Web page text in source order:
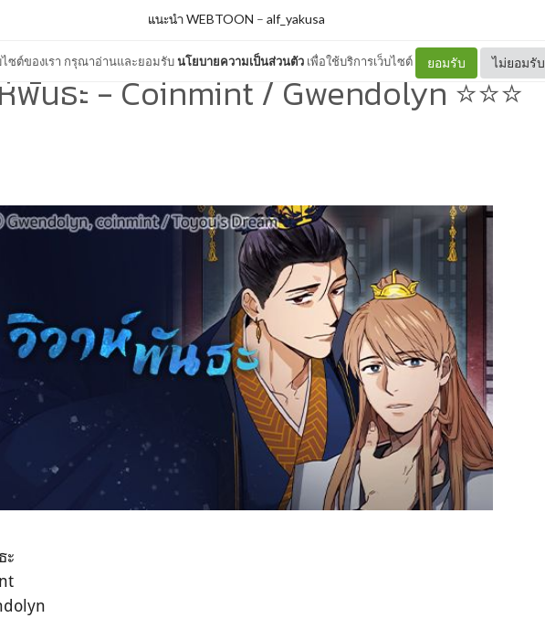
ไซต์ของเรา กรุณาอ่านและยอมรับนโยบายความเป็นส่วนตัว เพื่อใช้บริการเว็บไซต์ ยอมรับ ไม่ยอมรับ
แนะนำ WEBTOON – alf_yakusa
พันธะ - Coinmint / Gwendolyn ⭐⭐⭐
ะ